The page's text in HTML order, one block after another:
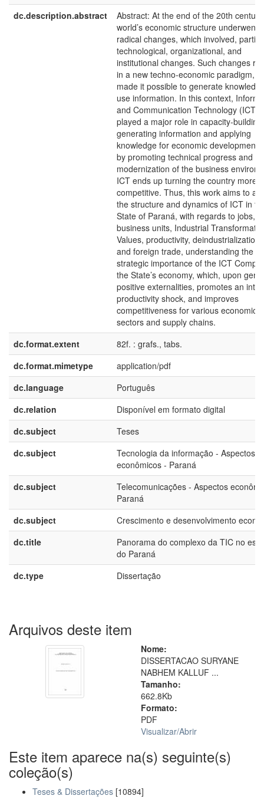
dc.description.abstract
Abstract: At the end of the 20th
world’s economic structure underwent
radical changes, which involved,
technological, organizational, and
institutional changes. Such changes
in a new techno-economic paradigm,
made it possible to generate
use information. In this context,
and Communication Technology (ICT)
played a major role in capacity-
generating information and applying
knowledge for economic development,
by promoting technical progress and
modernization of the business
ICT ends up turning the country more
competitive. Thus, this work aims to
the structure and dynamics of ICT in
State of Paraná, with regards to jobs,
business units, Industrial
Values, productivity, deindustrialization
and foreign trade, understanding the
strategic importance of the ICT
the State’s economy, which, upon
positive externalities, promotes an
productivity shock, and improves
competitiveness for various economic
sectors and supply chains.
dc.format.extent
82f. : grafs., tabs.
dc.format.mimetype
application/pdf
dc.language
Português
dc.relation
Disponível em formato digital
dc.subject
Teses
dc.subject
Tecnologia da informação - Aspectos
econômicos - Paraná
dc.subject
Telecomunicações - Aspectos
Paraná
dc.subject
Crescimento e desenvolvimento
dc.title
Panorama do complexo da TIC no
do Paraná
dc.type
Dissertação
Arquivos deste item
Nome:
DISSERTACAO SURYANE
NABHEM KALLUF ...
Tamanho:
662.8Kb
Formato:
PDF
Visualizar/Abrir
Este item aparece na(s) seguinte(s)
coleção(s)
Teses & Dissertações [10894]